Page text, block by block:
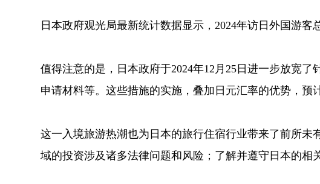
日本政府观光局最新统计数据显示，2024年访日外国游客
值得注意的是，日本政府于2024年12月25日进一步放宽
申请材料等。这些措施的实施，叠加日元汇率的优势，预
这一入境旅游热潮也为日本的旅行住宿行业带来了前所
域的投资涉及诸多法律问题和风险；了解并遵守日本的相